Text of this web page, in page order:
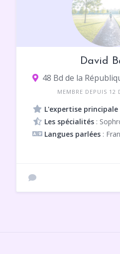
David
MEMBRE DEPUIS 12
L'expertise principale
Les spécialités :
Langues parlées :